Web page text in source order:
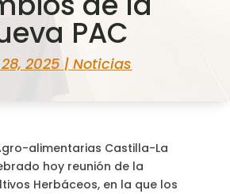
PAC
2025 |Noticias
alimentarias Castilla-La
hoy reunión de la
Herbáceos, en la que los